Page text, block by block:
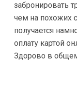
забронировать
чем на похожих
получается
оплату картой
Здорово в